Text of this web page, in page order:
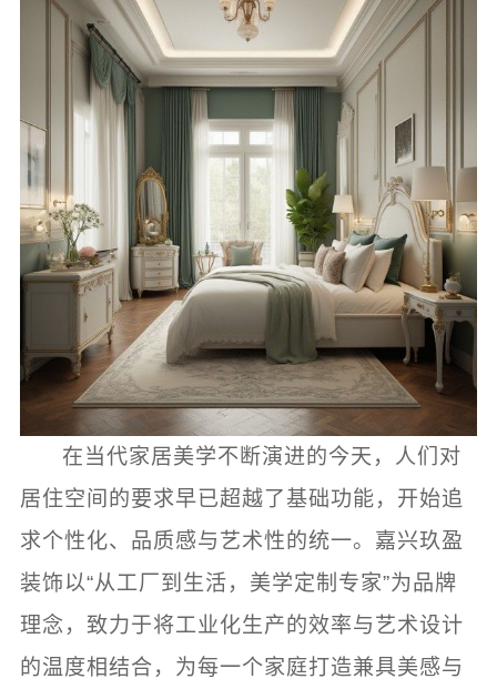
在当代家居美学不断演进的今天，人们对
居住空间的要求早已超越了基础功能，开始追
求个性化、品质感与艺术性的统一。嘉兴玖盈
装饰以“从工厂到生活，美学定制专家”为品牌
理念，致力于将工业化生产的效率与艺术设计
的温度相结合，为每一个家庭打造兼具美感与